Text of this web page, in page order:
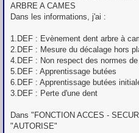
ARBRE A CAMES
Dans les informations, j'ai :
1.DEF : Evènement dent arbre à
2.DEF : Mesure du décalage hors
4.DEF : Non respect des normes
5.DEF : Apprentissage butées
6.DEF : Apprentissage butées
3.DEF : Perte d'une dent
Dans "FONCTION ACCES -
"AUTORISE"